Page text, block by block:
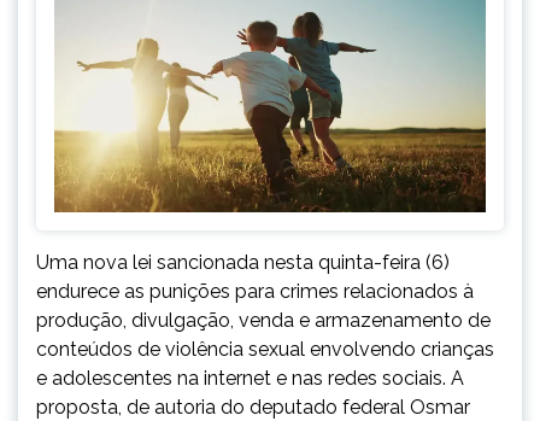
Uma nova lei sancionada nesta quinta-feira (6)
endurece as punições para crimes relacionados à
produção, divulgação, venda e armazenamento de
conteúdos de violência sexual envolvendo crianças
e adolescentes na internet e nas redes sociais. A
proposta, de autoria do deputado federal Osmar